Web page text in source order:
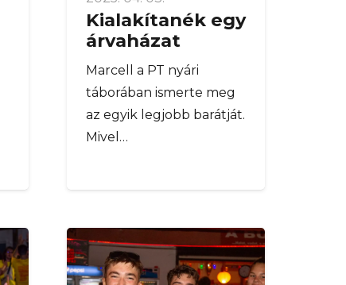
Kialakítanék egy
árvaházat
Marcell a PT nyári
táborában ismerte meg
az egyik legjobb barátját.
Mivel…